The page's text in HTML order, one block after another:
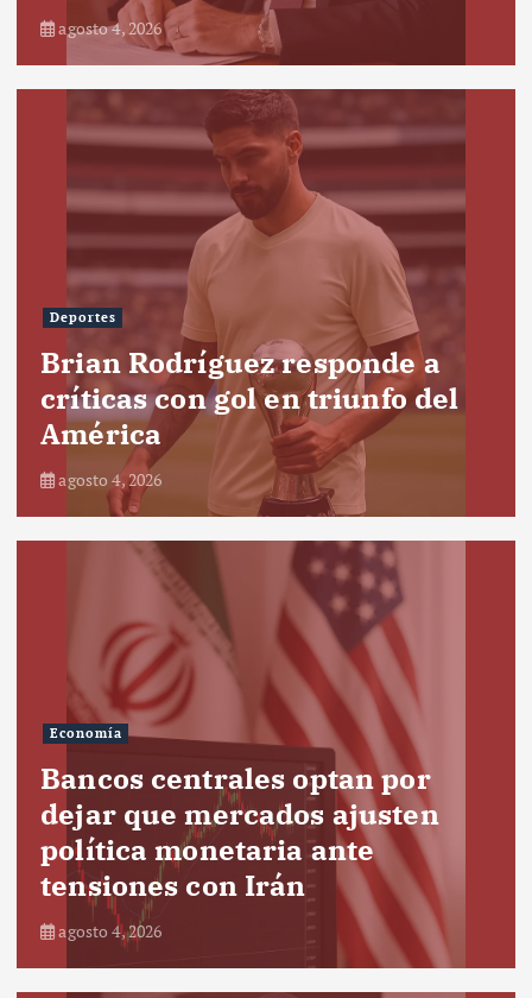
agosto 4, 2026
Deportes
Brian Rodríguez responde a
críticas con gol en triunfo del
América
agosto 4, 2026
Economía
Bancos centrales optan por
dejar que mercados ajusten
política monetaria ante
tensiones con Irán
agosto 4, 2026